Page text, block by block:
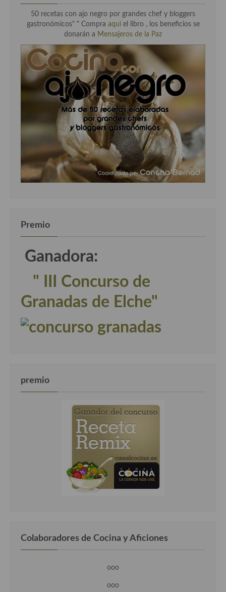
50 recetas con ajo negro por grandes chef y bloggers
gastronómicos" " Compra aquíel libro , los beneficios se
donarán a Mensajeros de la Paz
Premio
Ganadora:
" III Concurso de
Granadas de Elche"
premio
Colaboradores de Cocina y Aficiones
ooo
ooo